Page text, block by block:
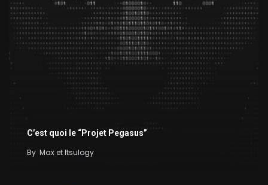
C’est quoi le “Projet Pegasus”
By Max et Itsulogy